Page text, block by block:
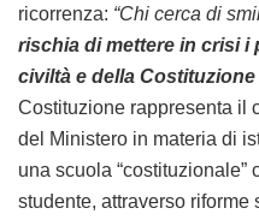
ricorrenza: “Chi cerca di
rischia di mettere in crisi i
civiltà e della Costituzione
Costituzione rappresenta il
del Ministero in materia di
una scuola “costituzionale”
studente, attraverso riforme